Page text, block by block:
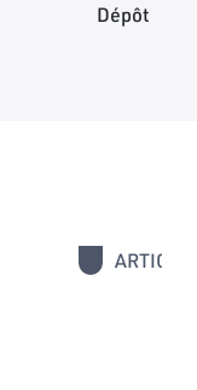
Dépôt
ARTICLES